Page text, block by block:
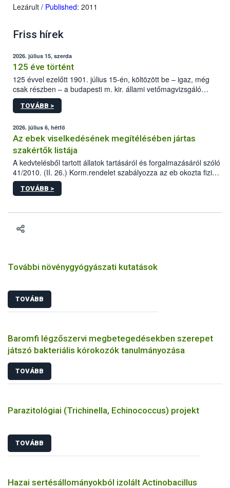
Lezárult / Published: 2011
Friss hírek
2026. július 15, szerda
125 éve történt
125 évvel ezelőtt 1901. július 15-én, költözött be – igaz, még
csak részben – a budapesti m. kir. állami vetőmagvizsgáló
állomás a Kis Rókus utca 15. szám alatti, Czigler Győző által
tervezett új épületébe.
TOVÁBB >
2026. július 6, hétfő
Az ebek viselkedésének megítélésében jártas
szakértők listája
A kedvtelésből tartott állatok tartásáról és forgalmazásáról szóló
41/2010. (II. 26.) Korm.rendelet szabályozza az eb okozta fizikai
sérülés, illetve ennek veszélye keletkezésekor felmerülő
hatósági feladatokat, valamint a veszélyes eb tartását és annak
vonni az ebek viselkedésének megítélésében jártas szakértőt.
TOVÁBB >
További növénygyógyászati kutatások
TOVÁBB
Baromfi légzőszervi megbetegedésekben szerepet
játszó bakteriális kórokozók tanulmányozása
TOVÁBB
Parazitológiai (Trichinella, Echinococcus) projekt
TOVÁBB
Hazai sertésállományokból izolált Actinobacillus